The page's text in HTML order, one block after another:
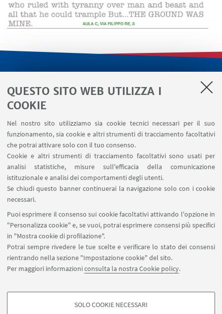
QUESTO SITO WEB UTILIZZA I
COOKIE
Nel nostro sito utilizziamo sia cookie tecnici necessari per il suo
funzionamento, sia cookie e altri strumenti di tracciamento facoltativi
che potrai attivare solo con il tuo consenso.
Cookie e altri strumenti di tracciamento facoltativi sono usati per
analisi statistiche, misure sull'efficacia della comunicazione
istituzionale e analisi dei comportamenti degli utenti.
Se chiudi questo banner continuerai la navigazione solo con i cookie
necessari.
Puoi esprimere il consenso sui cookie facoltativi attivando l'opzione in
"Personalizza cookie" e, se vuoi, potrai esprimere consensi più specifici
in "Mostra cookie di profilazione".
Potrai sempre rivedere le tue scelte e verificare lo stato dei consensi
rientrando nella sezione "Impostazione cookie" del sito.
Per maggiori informazioniconsulta la nostra Cookie policy.
SOLO COOKIE NECESSARI
Segnala un evento
Contatti
SEGUI IL DIPARTIMENTO SU:
SEGUI UNIBO SU:
APP: